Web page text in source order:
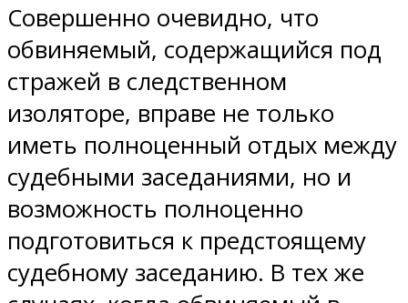
Совершенно очевидно, что
обвиняемый, содержащийся под
стражей в следственном
изоляторе, вправе не только
иметь полноценный отдых между
судебными заседаниями, но и
возможность полноценно
подготовиться к предстоящему
судебному заседанию. В тех же